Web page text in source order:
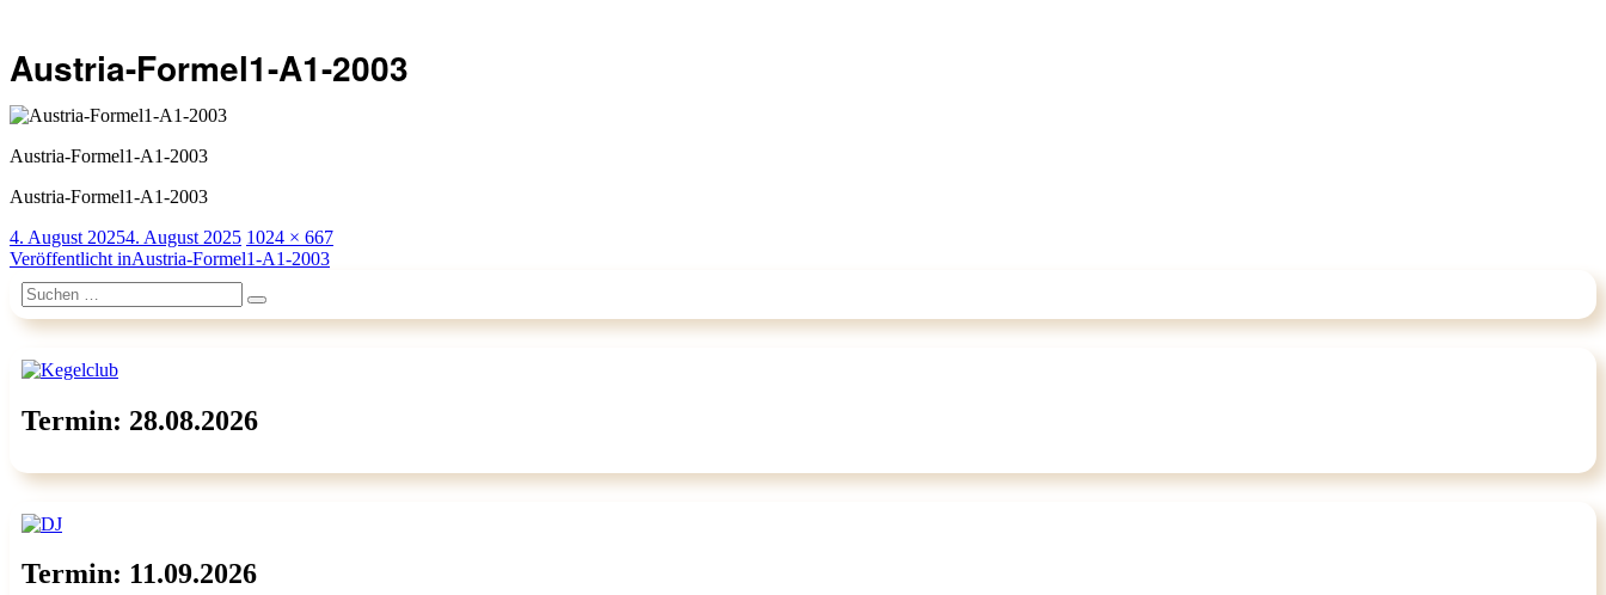
Austria-Formel1-A1-2003
Austria-Formel1-A1-2003
Austria-Formel1-A1-2003
Veröffentlicht
am
4. August 20254. August 2025 Originalgröße
1024 × 667
Beitragsnavigation
Veröffentlicht inAustria-Formel1-A1-2003
Suchen
nach:
Suchen
Termin: 28.08.2026
Termin: 11.09.2026